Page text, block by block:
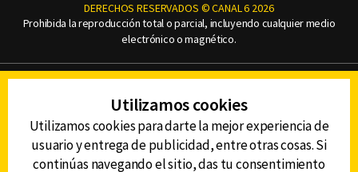
DERECHOS RESERVADOS © CANAL 6 2026
Prohibida la reproducción total o parcial, incluyendo cualquier medio
electrónico o magnético.
AVISO DE PRIVACIDAD
AVISO LEGAL
DEFENSORÍA DE LAS AUDIENCIAS
Utilizamos cookies
Utilizamos cookies para darte la mejor experiencia de
usuario y entrega de publicidad, entre otras cosas. Si
continúas navegando el sitio, das tu consentimiento